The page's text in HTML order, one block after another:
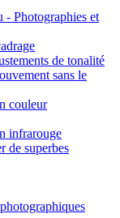
Photographies et
de tonalité
sans le
couleur
infrarouge
de superbes